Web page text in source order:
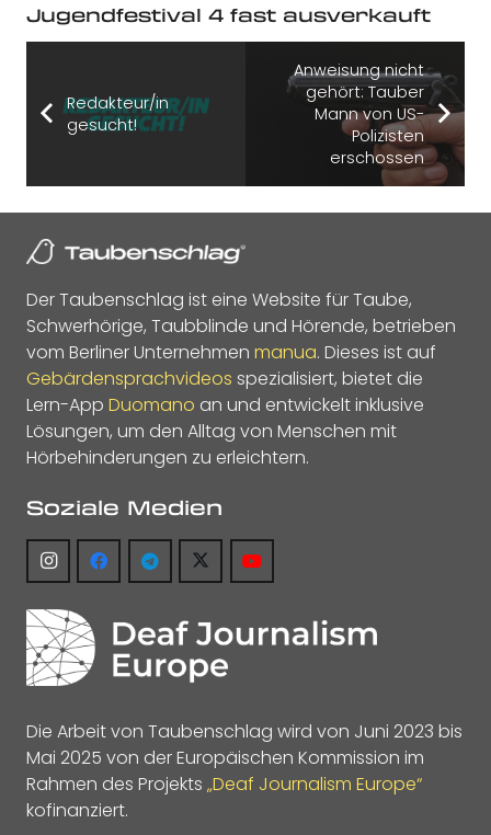
Jugendfestival 4 fast ausverkauft
Redakteur/in
gesucht!
Anweisung nicht
gehört: Tauber
Mann von US-
Polizisten
erschossen
Der Taubenschlag ist eine Website für Taube,
Schwerhörige, Taubblinde und Hörende, betrieben
vom Berliner Unternehmen manua. Dieses ist auf
Gebärdensprachvideos spezialisiert, bietet die
Lern-App Duomano an und entwickelt inklusive
Lösungen, um den Alltag von Menschen mit
Hörbehinderungen zu erleichtern.
Soziale Medien
Die Arbeit von Taubenschlag wird von Juni 2023 bis
Mai 2025 von der Europäischen Kommission im
Rahmen des Projekts „Deaf Journalism Europe“
kofinanziert.